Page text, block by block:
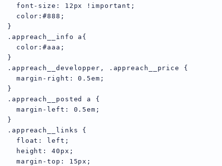
  font-size: 12px !important;
  color:#888;
}
.appreach__info a{
  color:#aaa;
}
.appreach__developper, .appreach__price {
  margin-right: 0.5em;
}
.appreach__posted a {
  margin-left: 0.5em;
}
.appreach__links {
  float: left;
  height: 40px;
  margin-top: 15px;